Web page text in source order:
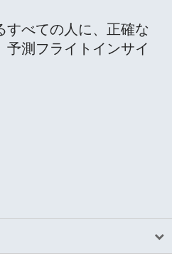
すべての人に、正確な
予測フライトインサイ